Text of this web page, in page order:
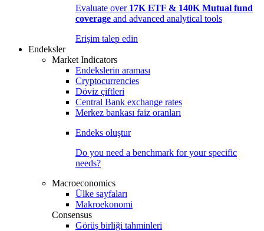
Evaluate over 17K ETF & 140K Mutual fund
coverage and advanced analytical tools
Erişim talep edin
Endeksler
Market Indicators
Endekslerin araması
Cryptocurrencies
Döviz çiftleri
Central Bank exchange rates
Merkez bankası faiz oranları
Endeks oluştur
Do you need a benchmark for your specific
needs?
Macroeconomics
Ülke sayfaları
Makroekonomi
Consensus
Görüş birliği tahminleri